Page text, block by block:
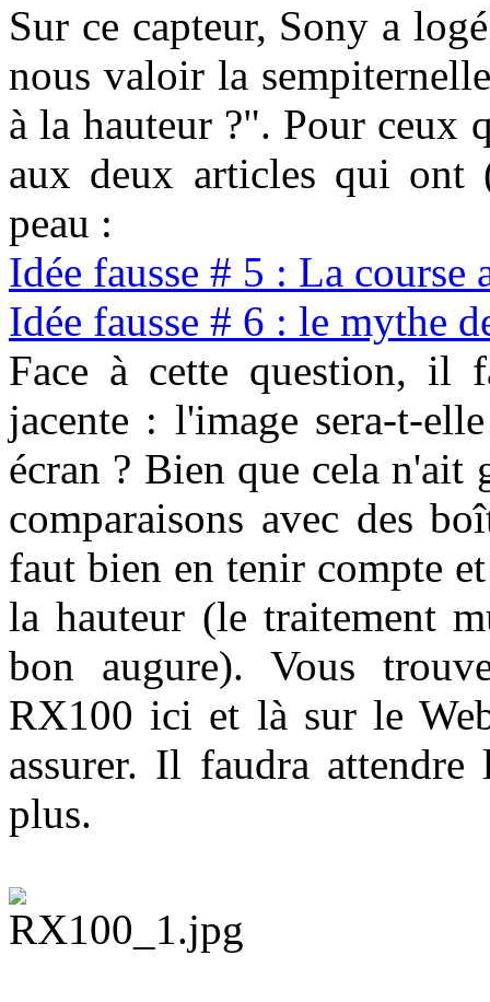
Sur ce capteur, Sony a
nous valoir la
à la hauteur ?". Pour ceux
aux deux articles qui ont
peau :
Idée fausse # 5 : La course
Idée fausse # 6 : le mythe
Face à cette question, il
jacente : l'image sera-t-
écran ? Bien que cela n'ait
comparaisons avec des
faut bien en tenir compte
la hauteur (le traitement
bon augure). Vous
RX100 ici et là sur le
assurer. Il faudra
plus.